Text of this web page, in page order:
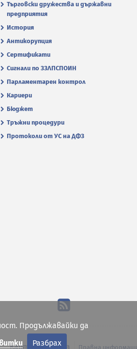
Търговски дружества и държавни
предприятия
История
Антикорупция
Сертификати
Сигнали по ЗЗЛПСПОИН
Парламентарен контрол
Кариери
Бюджет
Тръжни процедури
Протоколи от УС на ДФЗ
Карта на сайта Правна
Продължавайки да
Разбрах